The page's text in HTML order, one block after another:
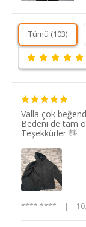
Tümü (103)
Valla çok
Bedeni de tam
Teşekkürler 👋
**** **** |